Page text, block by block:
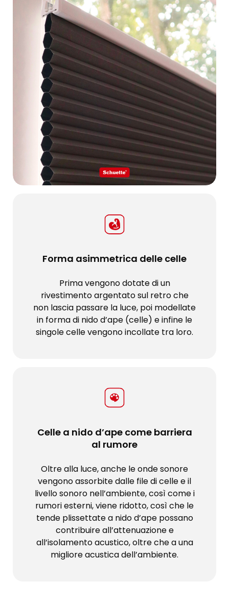
Forma asimmetrica delle celle
Prima vengono dotate di un
rivestimento argentato sul retro che
non lascia passare la luce, poi modellate
in forma di nido d’ape (celle) e infine le
singole celle vengono incollate tra loro.
Celle a nido d’ape come barriera
al rumore
Oltre alla luce, anche le onde sonore
vengono assorbite dalle file di celle e il
livello sonoro nell’ambiente, così come i
rumori esterni, viene ridotto, così che le
tende plissettate a nido d’ape possano
contribuire all’attenuazione e
all’isolamento acustico, oltre che a una
migliore acustica dell’ambiente.